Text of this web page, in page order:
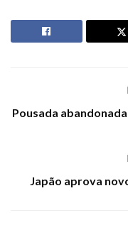
Pousada
Japão aprova